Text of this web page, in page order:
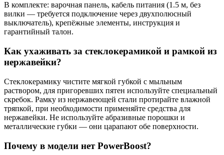
В комплекте: варочная панель, кабель питания (1.5 м, без
вилки — требуется подключение через двухполюсный
выключатель), крепёжные элементы, инструкция и
гарантийный талон.
Как ухаживать за стеклокерамикой и рамкой из
нержавейки?
Стеклокерамику чистите мягкой губкой с мыльным
раствором, для пригоревших пятен используйте специальный
скребок. Рамку из нержавеющей стали протирайте влажной
тряпкой, при необходимости применяйте средства для
нержавейки. Не используйте абразивные порошки и
металлические губки — они царапают обе поверхности.
Почему в модели нет PowerBoost?